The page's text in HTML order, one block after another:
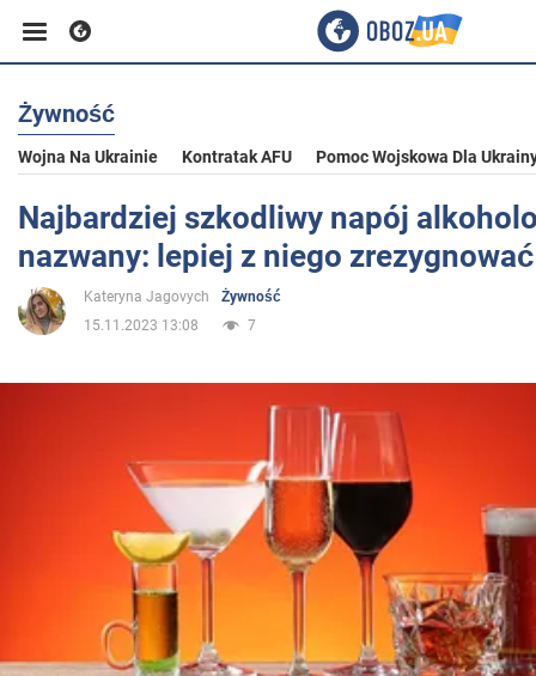
Biznes
Sport
Rozrywka
Społeczeństwo
Wojna na Ukrainie
Świat
Żywność
Wojna Na Ukrainie Kontratak AFU Pomoc Wojskowa Dla
Najbardziej szkodliwy napój
nazwany: lepiej z niego zrezygnować
Kateryna Jagovych
Żywność
15.11.2023 13:08
7